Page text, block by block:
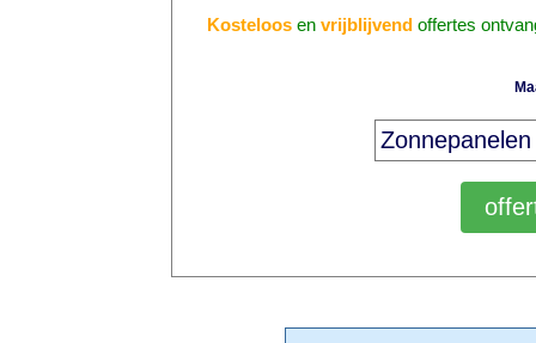
Kosteloosen vrijblijvendoffertes